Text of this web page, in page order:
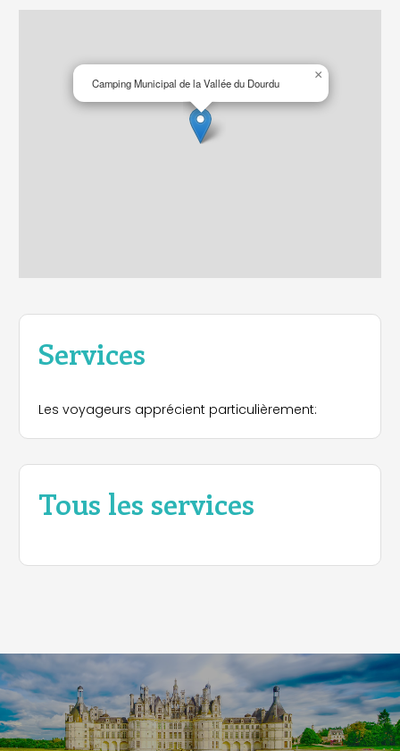
Camping Municipal de la Vallée du Dourdu
×
Services
Les voyageurs apprécient particulièrement:
Tous les services